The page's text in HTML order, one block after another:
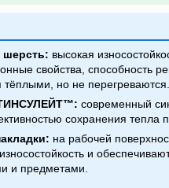
шерсть: высокая
свойства, способность
тёплыми, но не перегреваются.
современный
сохранения тепла
на рабочей
и
и предметами.